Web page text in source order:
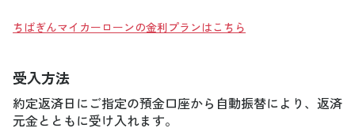
ちばぎんマイカーローンの金利プランはこちら
受入方法
約定返済日にご指定の預金口座から自動振替により、返済
元金とともに受け入れます。